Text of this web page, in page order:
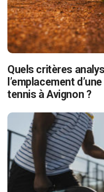
Quels critères
l’emplacement
tennis à Avignon ?